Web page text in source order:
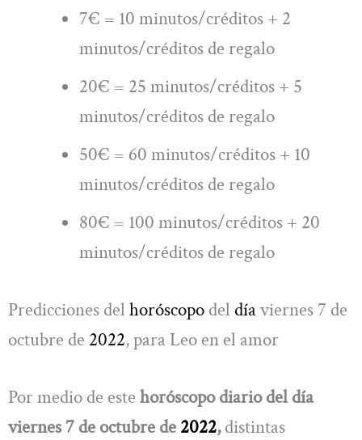
7€ = 10 minutos/créditos + 2
minutos/créditos de regalo
20€ = 25 minutos/créditos + 5
minutos/créditos de regalo
50€ = 60 minutos/créditos + 10
minutos/créditos de regalo
80€ = 100 minutos/créditos + 20
minutos/créditos de regalo
Predicciones del horóscopo del díaviernes 7 de
octubre de 2022, para Leo en el amor
Por medio de este horóscopo diario del día
viernes 7 de octubre de 2022,distintas